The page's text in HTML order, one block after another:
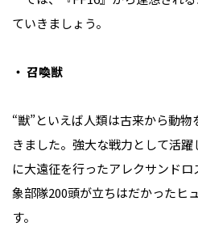
ていきましょう。
・ 召喚獣
“獣”といえば人類は古来から動
きました。強大な戦力として活
に大遠征を行ったアレクサンド
象部隊200頭が立ちはだかったヒ
す。